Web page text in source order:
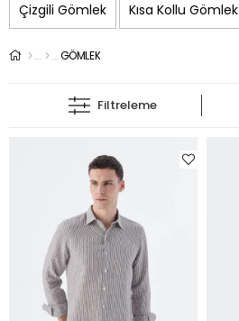
Çizgili Gömlek Kısa Kollu Gömlek
GÖMLEK
Filtreleme